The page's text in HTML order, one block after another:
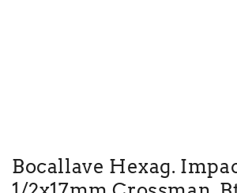
Bocallave Hexag.